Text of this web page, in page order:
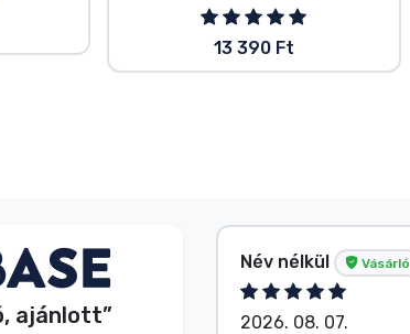
13 390 Ft
ajánlott”
nélkül Vásárló
08. 07.
Név nélkül Vásárló
2026. 08. 07.